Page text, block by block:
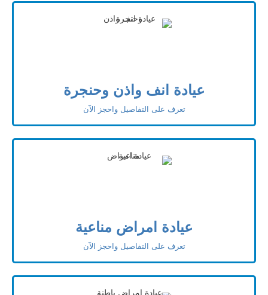
عيادة انف واذن وحنجرة
تعرف على التفاصيل واحجز الآن
عيادة امراض مناعية
تعرف على التفاصيل واحجز الآن